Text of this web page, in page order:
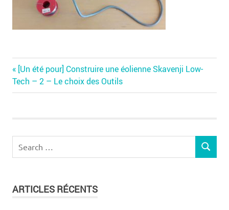
Navigation
de
Previous
Post:
[Un été pour] Construire une éolienne Skavenji Low-
Tech – 2 – Le choix des Outils
for:
SEARCH
ARTICLES RÉCENTS